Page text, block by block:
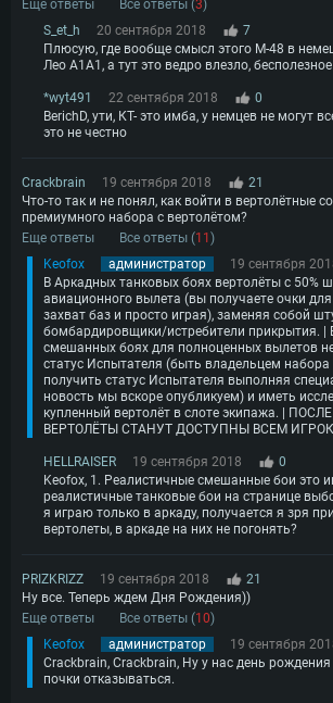
Еще ответы Все ответы (3)
S_et_h
20 сентября 2018
7
Плюсую, где вообще смысл этого М-48 в
Лео А1А1, а тут это ведро влезло, бесполезное
*wyt491 22 сентября 2018
0
BerichD, ути, КТ- это имба, у немцев не могут
это не честно
Crackbrain 19 сентября 2018
21
Что-то так и не понял, как войти в вертолётные
премиумного набора с вертолётом?
Еще ответы
Все ответы (11 )
Keofox
администратор 19 сентября
В Аркадных танковых боях вертолёты с 50%
авиационного вылета (вы получаете очки для
захват баз и просто играя), заменяя собой
бомбардировщики/истребители прикрытия. |
смешанных боях для полноценных вылетов
статус Испытателя (быть владельцем набора
получить статус Испытателя выполняя
новость мы вскоре опубликуем) и иметь
купленный вертолёт в слоте экипажа. |
ВЕРТОЛЁТЫ СТАНУТ ДОСТУПНЫ ВСЕМ
HELLRAISER 19 сентября 2018
0
Keofox, 1. Реалистичные смешанные бои это
реалистичные танковые бои на странице
я играю только в аркаду, получается я зря
вертолеты, в аркаде на них не погонять?
PRIZKRIZZ 19 сентября 2018
21
Ну все. Теперь ждем Дня Рождения))
Еще ответы
Все ответы (10)
Keofox
администратор 19 сентября
Crackbrain, Crackbrain, Ну у нас день
почки отказываться.